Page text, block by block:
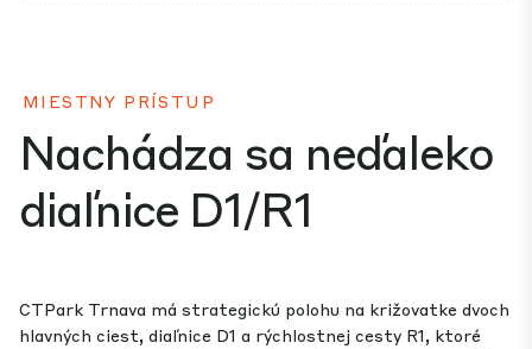
MIESTNY PRÍSTUP
Nachádza sa neďaleko
diaľnice D1/R1
CTPark Trnava má strategickú polohu na križovatke dvoch
hlavných ciest, diaľnice D1 a rýchlostnej cesty R1, ktoré